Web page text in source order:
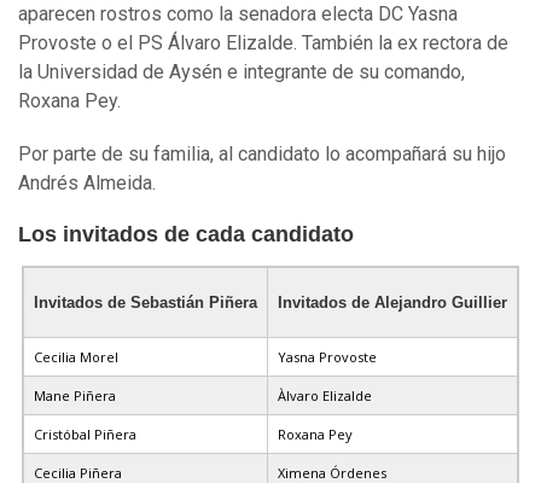
aparecen rostros como la senadora electa DC Yasna
Provoste o el PS Álvaro Elizalde. También la ex rectora de
la Universidad de Aysén e integrante de su comando,
Roxana Pey.
Por parte de su familia, al candidato lo acompañará su hijo
Andrés Almeida.
Los invitados de cada candidato
Invitados de Sebastián Piñera Invitados de Alejandro Guillier
Cecilia Morel Yasna Provoste
Mane Piñera Àlvaro Elizalde
Cristóbal Piñera Roxana Pey
Cecilia Piñera Ximena Órdenes